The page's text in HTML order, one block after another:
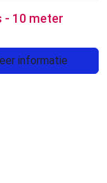
- 10 meter
informatie